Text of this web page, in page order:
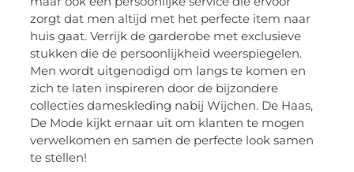
zorgt dat men altijd met het perfecte item naar
huis gaat. Verrijk de garderobe met exclusieve
stukken die de persoonlijkheid weerspiegelen.
Men wordt uitgenodigd om langs te komen en
zich te laten inspireren door de bijzondere
collecties dameskleding nabij Wijchen. De Haas,
De Mode kijkt ernaar uit om klanten te mogen
verwelkomen en samen de perfecte look samen
te stellen!